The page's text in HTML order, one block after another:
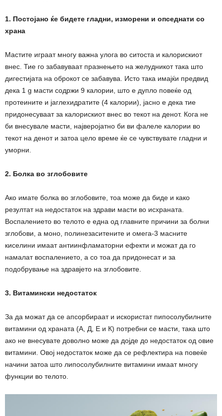
1. Постојано ќе бидете гладни, изморени и опседнати со
храна
Мастите играат многу важна улога во ситоста и калорискиот
внес. Тие го забавуваат празнењето на желудникот така што
дигестијата на оброкот се забавува. Исто така имајќи предвид
дека 1 g масти содржи 9 калории, што е дупло повеќе од
протеините и јаглехидратите (4 калории), јасно е дека тие
придонесуваат за калорискиот внес во текот на денот. Кога не
би внесувале масти, најверојатно би ви фалеле калории во
текот на денот и затоа цело време ќе се чувствувате гладни и
уморни.
2. Болка во зглобовите
Ако имате болка во зглобовите, тоа може да биде и како
резултат на недостаток на здрави масти во исхраната.
Воспалението во телото е една од главните причини за болни
зглобови, а моно, полинезаситените и омега-3 масните
киселини имаат антиинфламаторни ефекти и можат да го
намалат воспалението, а со тоа да придонесат и за
подобрување на здравјето на зглобовите.
3. Витамински недостаток
За да можат да се апсорбираат и искористат пипосолубилните
витамини од храната (А, Д, Е и К) потребни се масти, така што
ако не внесувате доволно може да дојде до недостаток од овие
витамини. Овој недостаток може да се рефлектира на повеќе
начини затоа што липосолубилните витамини имаат многу
функции во телото.